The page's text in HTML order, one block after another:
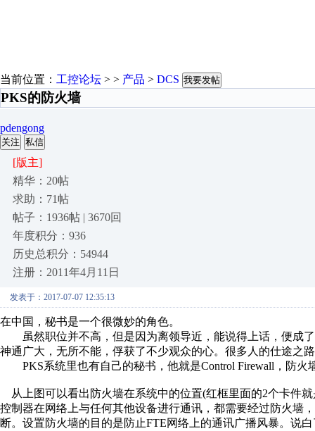
当前位置： 工控论坛 > > 产品 > DCS 我要发帖
PKS的防火墙
pdengong
关注 私信
[版主]
精华：20帖
求助：71帖
帖子：1936帖 | 3670回
年度积分：936
历史总积分：54944
注册：2011年4月11日
发表于：2017-07-07 12:35:13
在中国，秘书是一个很微妙的角色。
虽然职位并不高，但是因为离领导近，能说得上话，便成了
神通广大，无所不能，俘获了不少观众的心。很多人的仕途之
PKS系统里也有自己的秘书，他就是Control Firewall，防火
从上图可以看出防火墙在系统中的位置(红框里面的2个卡件
控制器在网络上与任何其他设备进行通讯，都需要经过防火墙
断。设置防火墙的目的是防止FTE网络上的通讯广播风暴。说